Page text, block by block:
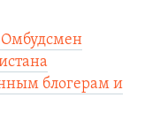
Омбудсмен
блогерам и